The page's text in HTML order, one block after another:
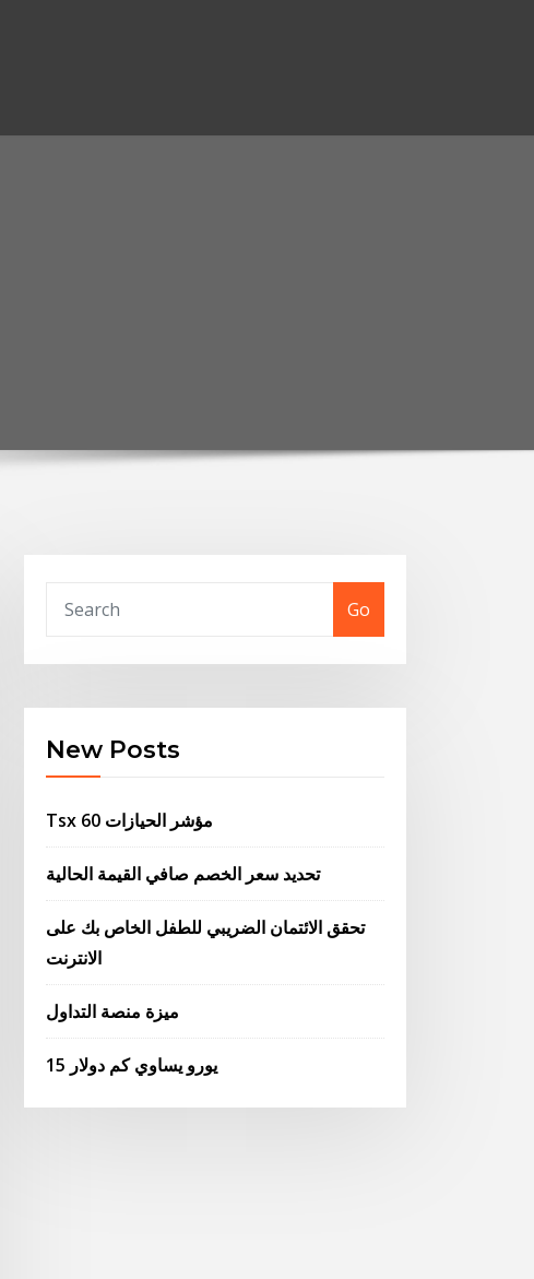
Go
New Posts
Tsx 60 مؤشر الحيازات
تحديد سعر الخصم صافي القيمة الحالية
تحقق الائتمان الضريبي للطفل الخاص بك على
الانترنت
ميزة منصة التداول
15 يورو يساوي كم دولار